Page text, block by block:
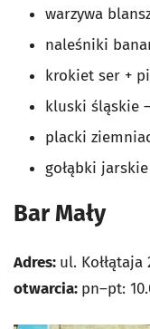
warzywa
naleśniki
krokiet ser +
kluski śląskie –
placki
gołąbki jarskie
Bar Mały
Adres: ul. Kołłątaja
otwarcia: pn–pt: